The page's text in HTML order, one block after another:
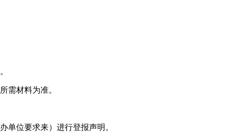
需材料为准。
单位要求来）进行登报声明。